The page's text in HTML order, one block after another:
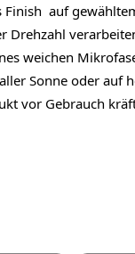
Finish auf
Drehzahl
weichen
Sonne oder auf
vor Gebrauch